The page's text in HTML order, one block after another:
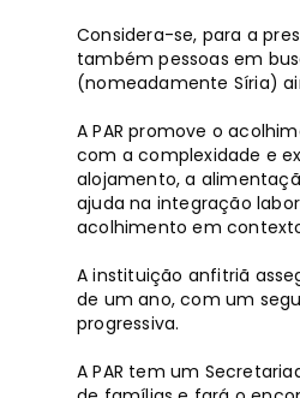
Considera-se, para a
também pessoas em
(nomeadamente Síria)
A PAR promove o
com a complexidade e
alojamento, a
ajuda na integração
acolhimento em
A instituição anfitriã
de um ano, com um
progressiva.
A PAR tem um